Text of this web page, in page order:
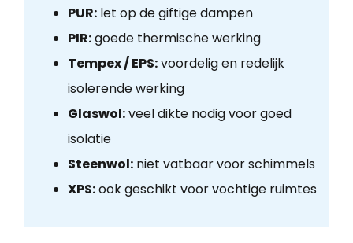
PUR:let op de giftige dampen
PIR:goede thermische werking
Tempex / EPS:voordelig en redelijk
isolerende werking
Glaswol:veel dikte nodig voor goed
isolatie
Steenwol:niet vatbaar voor schimmels
XPS:ook geschikt voor vochtige ruimtes